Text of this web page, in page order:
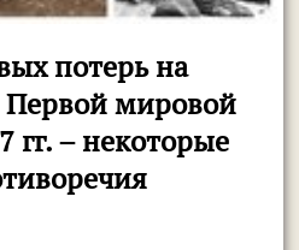
потерь на
Первой мировой
гг. – некоторые